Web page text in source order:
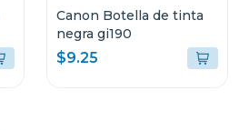
Canon Botella de tinta
negra gi190
$9.25